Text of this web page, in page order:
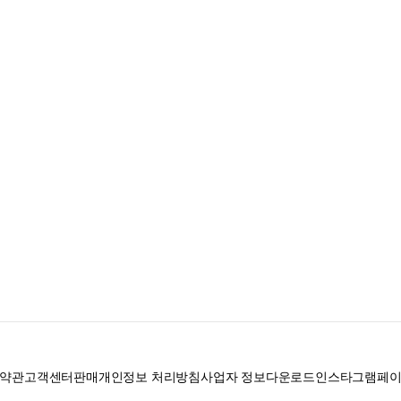
관고객센터판매개인정보 처리방침사업자 정보다운로드인스타그램페